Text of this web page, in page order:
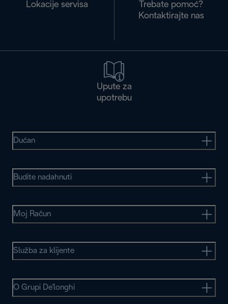
Lokacije servisa
Trebate pomoć?
Kontaktirajte nas
Upute za
upotrebu
Dućan
Budite nadahnuti
Moj Račun
Služba za klijente
O Grupi De'longhi